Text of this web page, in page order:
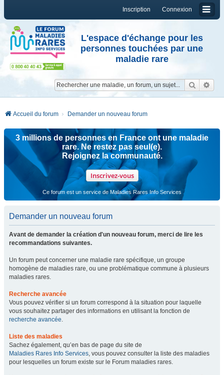
Connexion
Inscription
L'espace d'échange pour les
personnes touchées par une
maladie rare
Accueil du forum Demander un nouveau forum
3 millions de personnes en France ont une maladie
rare. Ne restez pas seul(e).
Rejoignez la communauté.
Inscrivez-vous
Ce forum est un service de Maladies Rares Info Services
Demander un nouveau forum
Avant de demander la création d'un nouveau forum, merci de lire les
recommandations suivantes.
Un forum peut concerner une maladie rare spécifique, un groupe
homogène de maladies rare, ou une problématique commune à plusieurs
maladies rares.
Recherche avancée
Vous pouvez vérifier si un forum correspond à la situation pour laquelle
vous souhaitez partager des informations en utilisant la fonction de
recherche avancée.
Liste des maladies
Sachez également, qu’en bas de page du site de
Maladies Rares Info Services, vous pouvez consulter la liste des maladies
pour lesquelles un forum existe sur le Forum maladies rares.